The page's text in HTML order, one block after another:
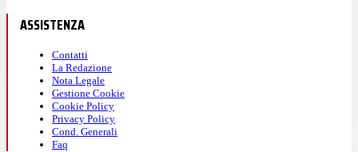
ASSISTENZA
Contatti
La Redazione
Nota Legale
Gestione Cookie
Cookie Policy
Privacy Policy
Cond. Generali
Faq